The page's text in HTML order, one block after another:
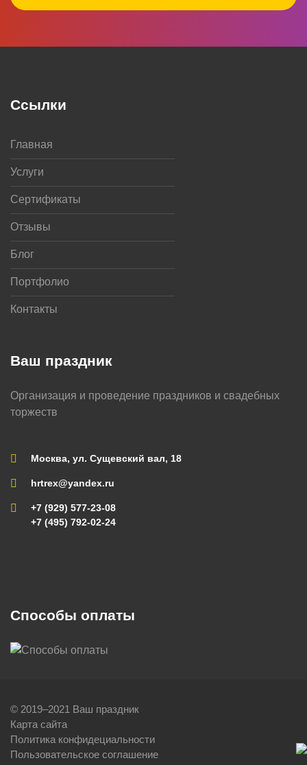
Ваш праздник
Организация и проведение праздников и свадебных
торжеств
Москва, ул. Сущевский вал, 18
hrtrex@yandex.ru
+7 (929) 577-23-08
+7 (495) 792-02-24
Ссылки
Главная
Услуги
Сертификаты
Отзывы
Блог
Портфолио
Контакты
Способы оплаты
© 2019–2021 Ваш праздник
Карта сайта
Политика конфидециальности
Пользовательское соглашение